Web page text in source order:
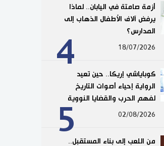
4
أزمة صامتة في اليابان.. لماذا
يرفض آلاف الأطفال الذهاب إلى
المدارس؟
18/07/2026
5
كوباياشي إريكا.. حين تعيد
الرواية إحياء أصوات التاريخ
لفهم الحرب والقضايا النووية
02/08/2026
من اللعب إلى بناء المستقبل..